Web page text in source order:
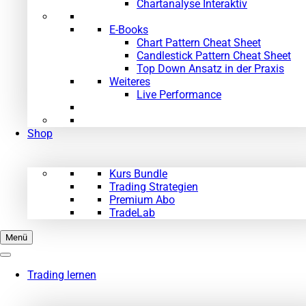
Chartanalyse Interaktiv
E-Books
Chart Pattern Cheat Sheet
Candlestick Pattern Cheat Sheet
Top Down Ansatz in der Praxis
Weiteres
Live Performance
Shop
Kurs Bundle
Trading Strategien
Premium Abo
TradeLab
Menü
Trading lernen